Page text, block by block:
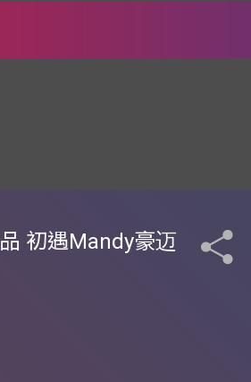
初遇Mandy豪迈